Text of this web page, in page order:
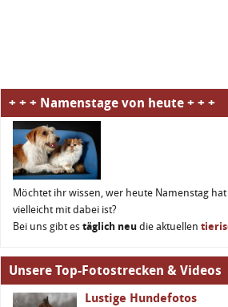
+ + + Namenstage von heute + + +
Möchtet ihr wissen, wer heute Namenstag
vielleicht mit dabei ist?
Bei uns gibt es täglich neu die aktuellen
Unsere Top-Fotostrecken & Videos
Lustige Hundefotos